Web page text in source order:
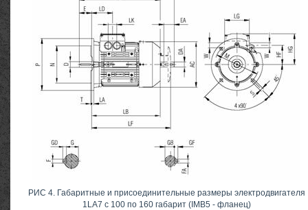
РИС 4. Габаритные и присоединительные размеры электродвигателя
1LA7 с 100 по 160 габарит (IMB5 - фланец)